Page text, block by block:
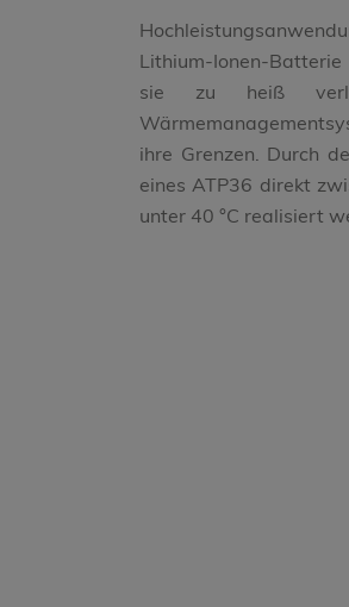
Lithium-Ionen-
sie zu heiß
ihre Grenzen. Durch
eines ATP36 direkt
unter 40 °C realisiert